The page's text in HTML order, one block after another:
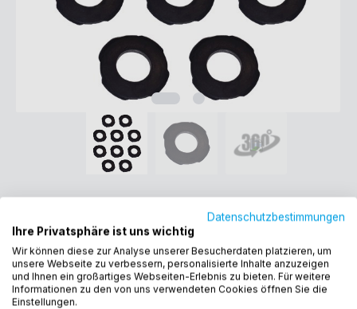
VARIOSAN Ersatzdichtung für
Brauseschlauch 11589, 10 Stück,
1/2", Gummi, selbstdichtend
3,95 €*
Datenschutzbestimmungen
Ihre Privatsphäre ist uns wichtig
Wir können diese zur Analyse unserer Besucherdaten platzieren, um
unsere Webseite zu verbessern, personalisierte Inhalte anzuzeigen
und Ihnen ein großartiges Webseiten-Erlebnis zu bieten. Für weitere
Informationen zu den von uns verwendeten Cookies öffnen Sie die
Einstellungen.